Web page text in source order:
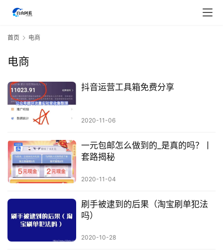
页
业
首页 电商
电商
抖音运营工具箱免费分享
2020-11-06
一元包邮怎么做到的_是真的吗？丨
套路揭秘
2020-11-04
刷手被逮到的后果（淘宝刷单犯法
吗）
2020-10-28